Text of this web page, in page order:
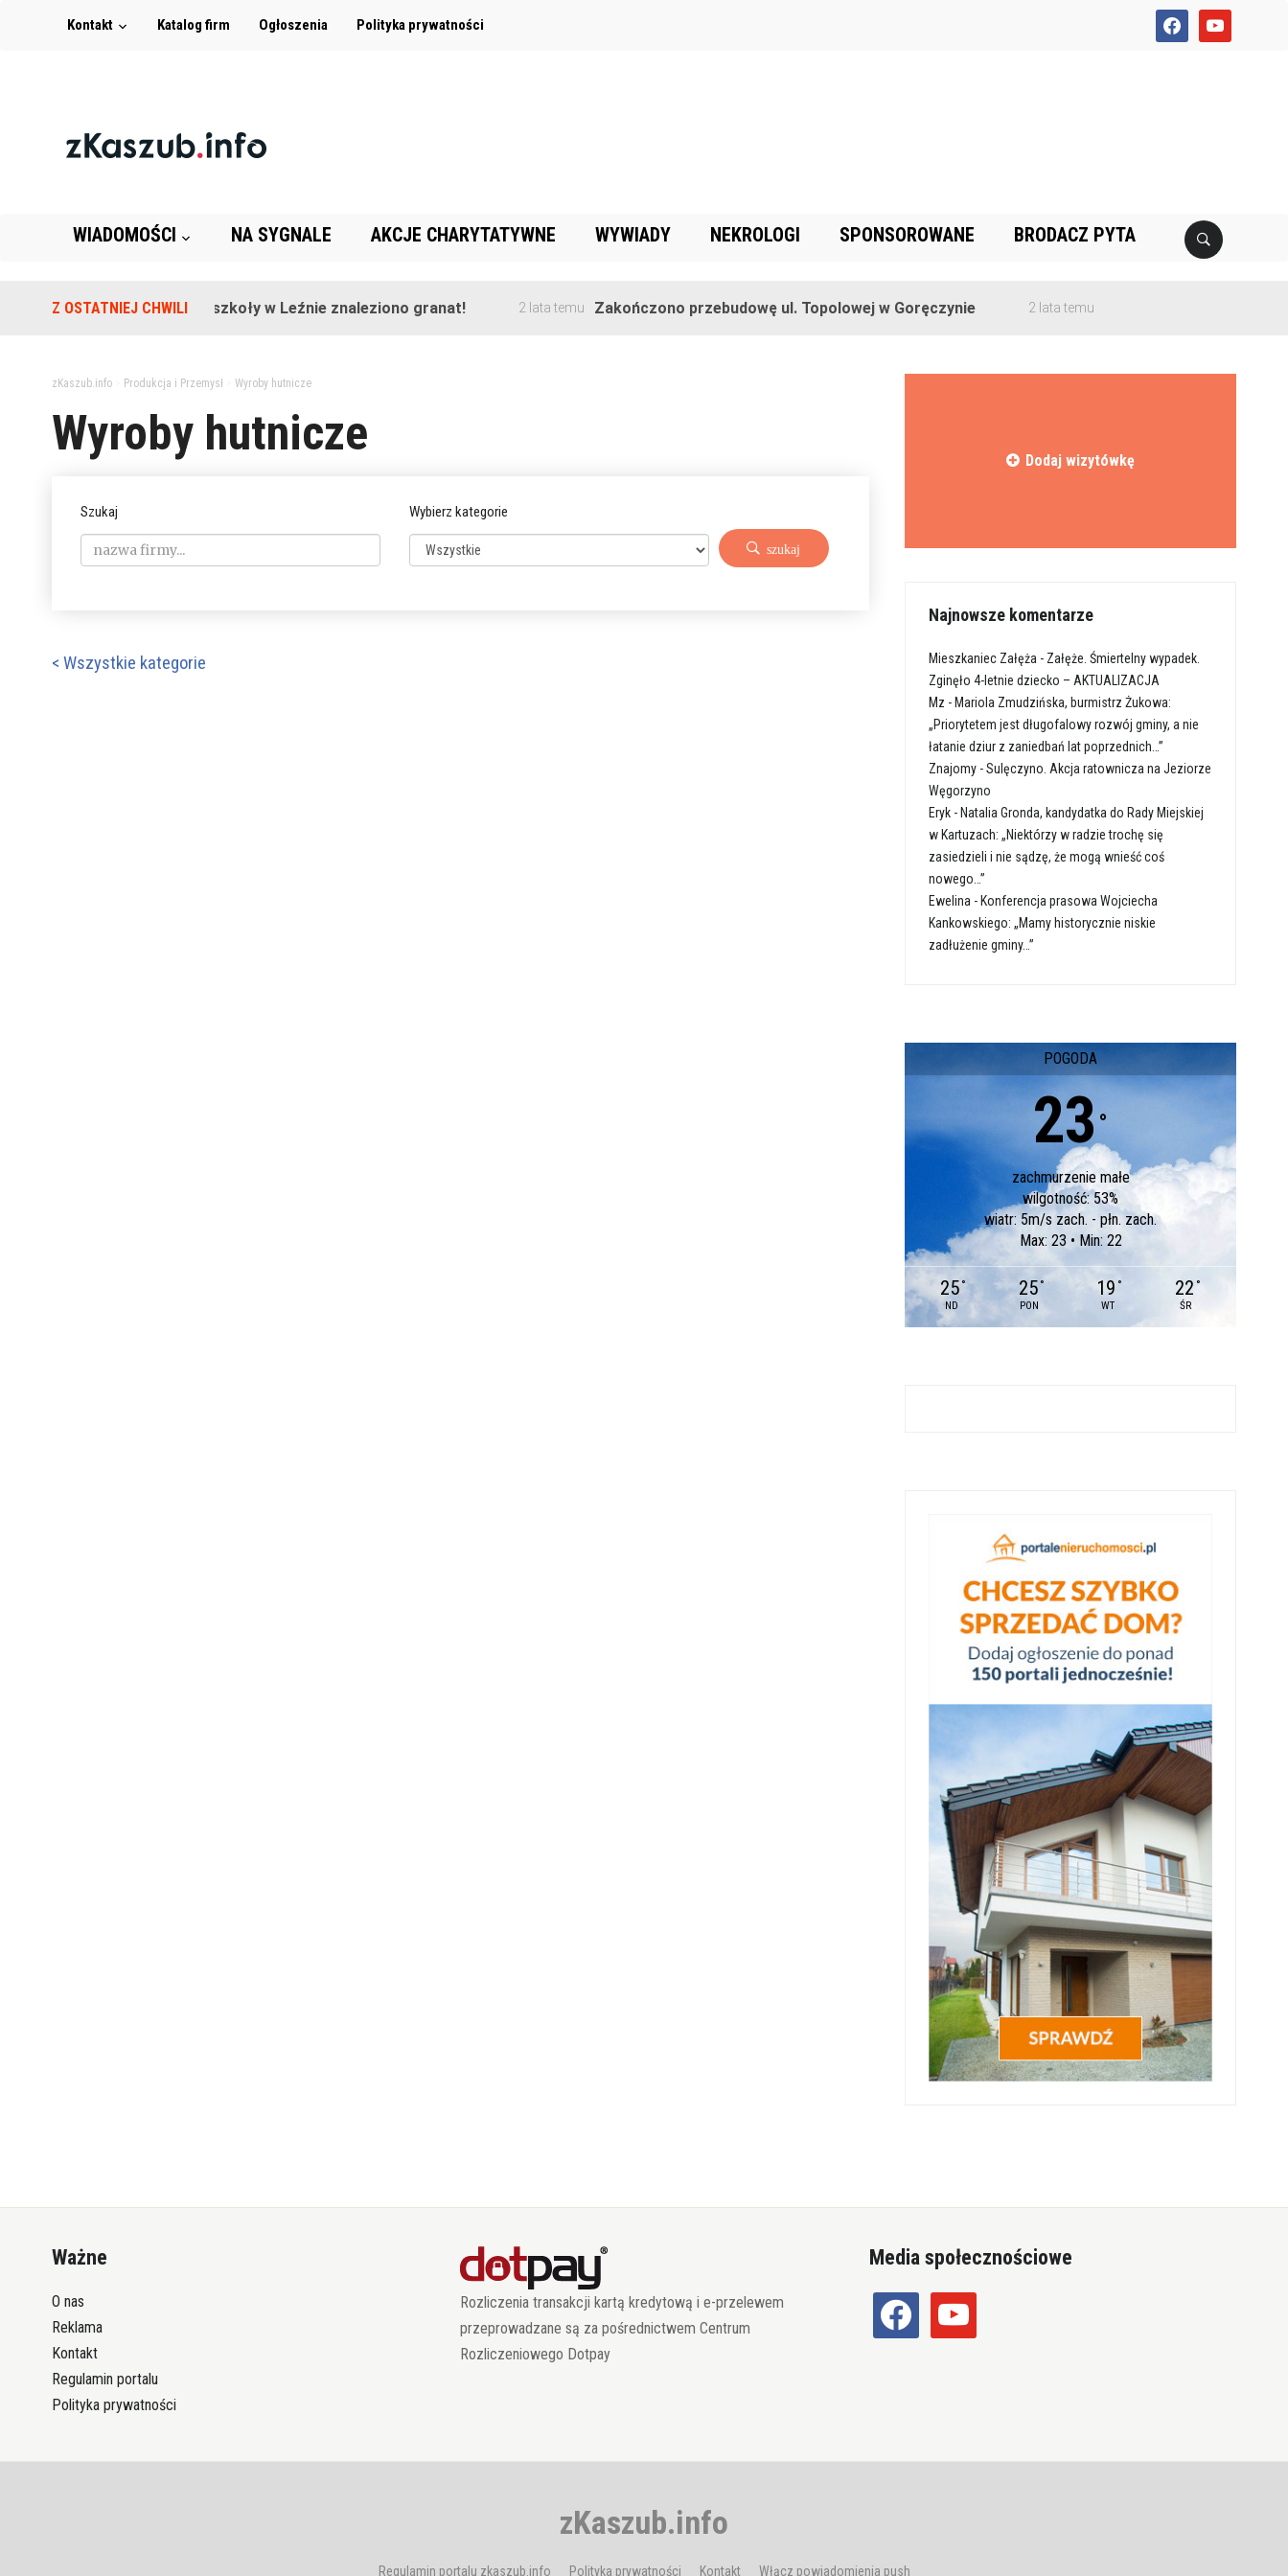
facebookyoutube
Kontakt Katalog firm Ogłoszenia Polityka prywatności
WIADOMOŚCI NA SYGNALE AKCJE CHARYTATYWNE WYWIADY NEKROLOGI SPONSOROWANE BRODACZ PYTA
Z OSTATNIEJ CHWILI
Na terenie szkoły w Leźnie znaleziono granat! 2 lata temu Zakończono przebudowę ul. Topolowej w Goręczynie 2 lata temu
zKaszub.info> Produkcja i Przemysł Wyroby hutnicze
Wyroby hutnicze
Szukaj Wybierz kategorie
szukaj
< Wszystkie kategorie
Dodaj wizytówkę
Najnowsze komentarze
Mieszkaniec Załęża - Załęże. Śmiertelny wypadek.
Zginęło 4-letnie dziecko – AKTUALIZACJA
Mz - Mariola Zmudzińska, burmistrz Żukowa:
„Priorytetem jest długofalowy rozwój gminy, a nie
łatanie dziur z zaniedbań lat poprzednich…”
Znajomy -Sulęczyno. Akcja ratownicza na Jeziorze
Węgorzyno
Eryk - Natalia Gronda, kandydatka do Rady Miejskiej
w Kartuzach: „Niektórzy w radzie trochę się
zasiedzieli i nie sądzę, że mogą wnieść coś
nowego…”
Ewelina - Konferencja prasowa Wojciecha
Kankowskiego: „Mamy historycznie niskie
zadłużenie gminy…”
POGODA
23 °
zachmurzenie małe
wilgotność: 53%
wiatr: 5m/s zach. - płn. zach.
Max: 23 • Min: 22
25 °
ND
25 °
PON
19 °
WT
22 °
ŚR
Ważne
O nas
Reklama
Kontakt
Regulamin portalu
Polityka prywatności
Rozliczenia transakcji kartą kredytową i e-przelewem
przeprowadzane są za pośrednictwem Centrum
Rozliczeniowego Dotpay
Media społecznościowe
facebook youtube
zKaszub.info
Regulamin portalu zkaszub.info Polityka prywatności Kontakt Włącz powiadomienia push